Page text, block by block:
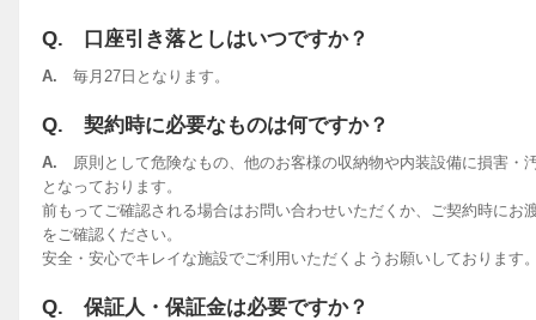
Q. 口座引き落としはいつですか？
A. 毎月27日となります。
Q. 契約時に必要なものは何ですか？
A. 原則として危険なもの、他のお客様の収納物や内装設備に損害・
となっております。
前もってご確認される場合はお問い合わせいただくか、ご契約時にお
をご確認ください。
安全・安心でキレイな施設でご利用いただくようお願いしております
Q. 保証人・保証金は必要ですか？